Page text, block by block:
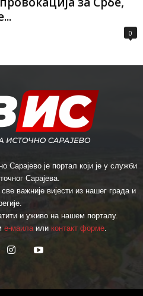
0
Сарајево је портал који је у служби
Сарајева.
важније вијести из нашег града и
и уживо на нашем порталу.
е-маилаили контакт форме.